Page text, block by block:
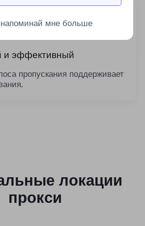
и эффективный
пропускания поддерживает
локации
прокси
мне больше